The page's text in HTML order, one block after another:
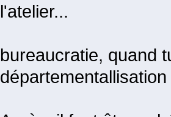
l'atelier...
bureaucratie, quand